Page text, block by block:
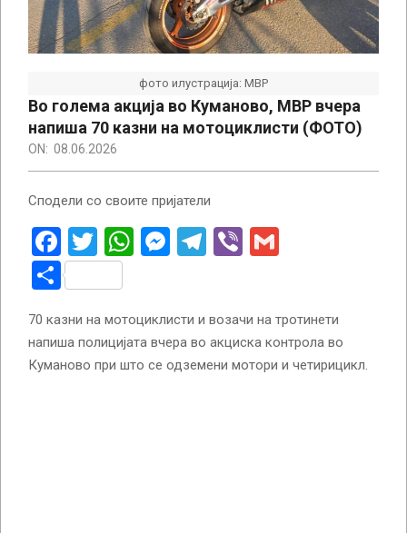
фото илустрација: МВР
Во голема акција во Куманово, МВР вчера
напиша 70 казни на мотоциклисти (ФОТО)
ON: 08.06.2026
Сподели со своите пријатели
Facebook
Twitter
WhatsApp
Messenger
Telegram
Viber
Share
70 казни на мотоциклисти и возачи на тротинети
напиша полицијата вчера во акциска контрола во
Куманово при што се одземени мотори и четирицикл.